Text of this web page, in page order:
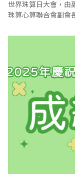
世界珠算日大會，由
珠算心算聯合會副會
每年的8月8日除了是